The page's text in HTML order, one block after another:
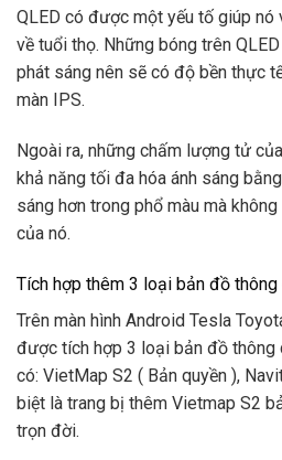
QLED có được một yếu tố giúp
về tuổi thọ. Những bóng trên
phát sáng nên sẽ có độ bền thực
màn IPS.
Ngoài ra, những chấm lượng tử
khả năng tối đa hóa ánh sáng
sáng hơn trong phổ màu mà
của nó.
Tích hợp thêm 3 loại bản đồ thông
Trên màn hình Android Tesla
được tích hợp 3 loại bản đồ thông
có: VietMap S2 ( Bản quyền ),
biệt là trang bị thêm Vietmap S2
trọn đời.